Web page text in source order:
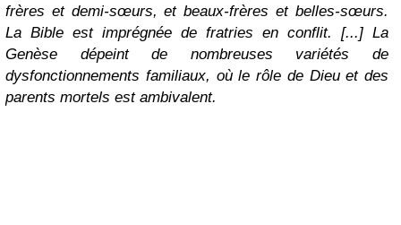
frères et demi-sœurs, et beaux-frères et belles-sœurs.
La Bible est imprégnée de fratries en conflit. [...] La
Genèse dépeint de nombreuses variétés de
dysfonctionnements familiaux, où le rôle de Dieu et des
parents mortels est ambivalent.